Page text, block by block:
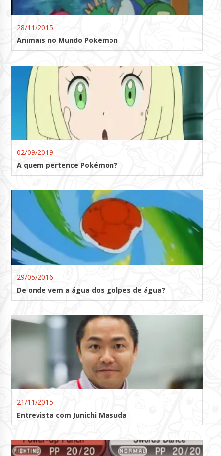
28/11/2015
Animais no Mundo Pokémon
02/09/2019
A quem pertence Pokémon?
29/05/2016
De onde vem a água dos golpes de água?
21/11/2015
Entrevista com Junichi Masuda